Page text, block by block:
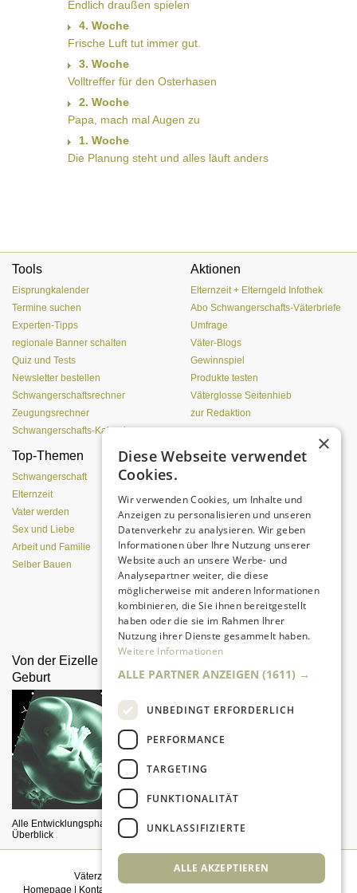
Endlich draußen spielen
4. Woche
Frische Luft tut immer gut.
3. Woche
Volltreffer für den Osterhasen
2. Woche
Papa, mach mal Augen zu
1. Woche
Die Planung steht und alles läuft anders
Tools
Eisprungkalender
Termine suchen
Experten-Tipps
regionale Banner schalten
Quiz und Tests
Newsletter bestellen
Schwangerschaftsrechner
Zeugungsrechner
Schwangerschafts-Kalender
Aktionen
Elternzeit + Elterngeld Infothek
Abo Schwangerschafts-Väterbriefe
Umfrage
Väter-Blogs
Gewinnspiel
Produkte testen
Väterglosse Seitenhieb
zur Redaktion
Top-Themen
Schwangerschaft
Elternzeit
Vater werden
Sex und Liebe
Arbeit und Familie
Selber Bauen
Einen Lehmofen
Da sind Kinder mit Begeisterung
dabei.
Von der Eizelle bis zur
Geburt
Alle Entwicklungsphasen im
Überblick
selber bauen
So geht's!
Väterzeit weiterempfehlen
Homepage
Kontakt
×
Diese Webseite verwendet
Cookies.
Wir verwenden Cookies, um Inhalte und
Anzeigen zu personalisieren und unseren
Datenverkehr zu analysieren. Wir geben
Informationen über Ihre Nutzung unserer
Website auch an unsere Werbe- und
Analysepartner weiter, die diese
möglicherweise mit anderen Informationen
kombinieren, die Sie ihnen bereitgestellt
haben oder die sie im Rahmen Ihrer
Nutzung ihrer Dienste gesammelt haben.
Weitere Informationen
ALLE PARTNER ANZEIGEN (1611) →
UNBEDINGT ERFORDERLICH
PERFORMANCE
TARGETING
FUNKTIONALITÄT
UNKLASSIFIZIERTE
ALLE AKZEPTIEREN